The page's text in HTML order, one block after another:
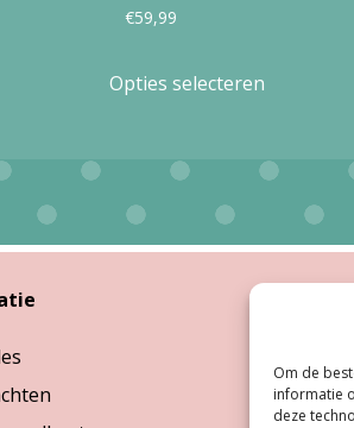
Om de
informatie
deze
€59,99
Opties selecteren
meerdere
variaties.
Deze
optie
gekozen
worden
Di,